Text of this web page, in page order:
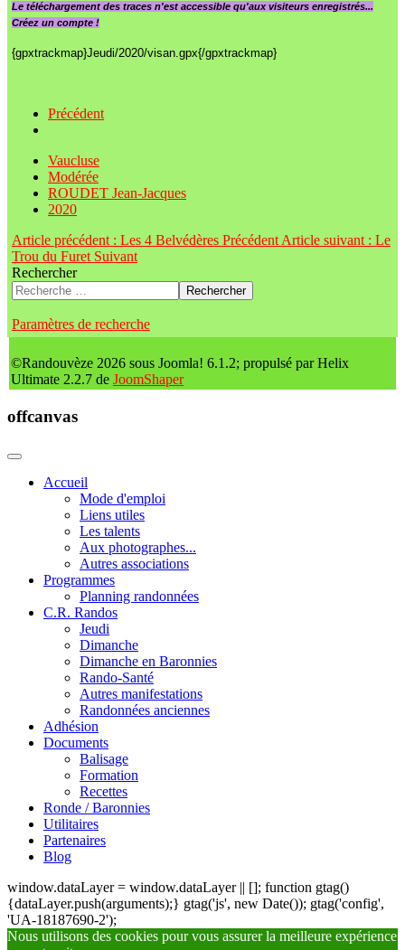
Le téléchargement des traces n'est accessible qu'aux visiteurs enregistrés...
Créez un compte !
{gpxtrackmap}Jeudi/2020/visan.gpx{/gpxtrackmap}
Précédent
Vaucluse
Modérée
ROUDET Jean-Jacques
2020
Article précédent : Les 4 Belvédères Précédent Article suivant : Le
Trou du Furet Suivant
Rechercher
Rechercher
Paramètres de recherche
©Randouvèze 2026 sous Joomla! 6.1.2; propulsé par Helix
Ultimate 2.2.7 de JoomShaper
offcanvas
Accueil
Mode d'emploi
Liens utiles
Les talents
Aux photographes...
Autres associations
Programmes
Planning randonnées
C.R. Randos
Jeudi
Dimanche
Dimanche en Baronnies
Rando-Santé
Autres manifestations
Randonnées anciennes
Adhésion
Documents
Balisage
Formation
Recettes
Ronde / Baronnies
Utilitaires
Partenaires
Blog
window.dataLayer = window.dataLayer || []; function gtag()
{dataLayer.push(arguments);} gtag('js', new Date()); gtag('config',
'UA-18187690-2');
Nous utilisons des cookies pour vous assurer la meilleure expérience